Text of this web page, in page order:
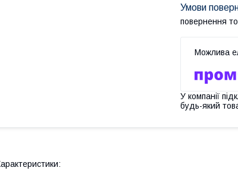
повернення
У компанії
будь-який